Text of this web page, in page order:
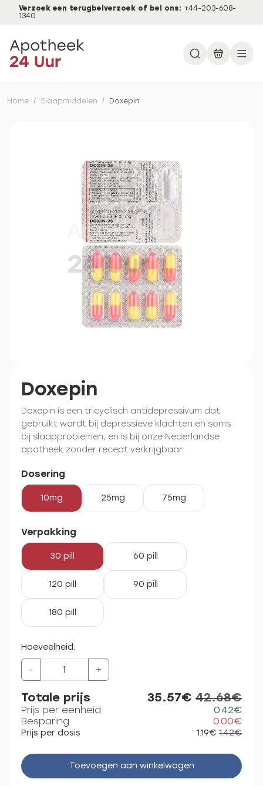
Verzoek een terugbelverzoek of bel ons: +44-203-608-
1340
Home / Slaapmiddelen / Doxepin
Doxepin
Doxepin is een tricyclisch antidepressivum dat
gebruikt wordt bij depressieve klachten en soms
bij slaapproblemen, en is bij onze Nederlandse
apotheek zonder recept verkrijgbaar.
Dosering
10mg 25mg 75mg
Verpakking
30 pill 60 pill
120 pill 90 pill
180 pill
Hoeveelheid:
- +
Totale prijs 35.57€ 42.68€
Prijs per eenheid
0.42€
Besparing
0.00€
Prijs per dosis 1.19€ 1.42€
Toevoegen aan winkelwagen